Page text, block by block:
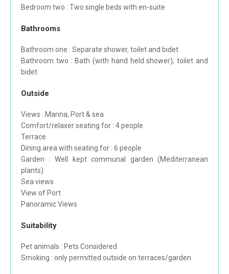
Bedroom two : Two single beds with en-suite
Bathrooms
Bathroom one : Separate shower, toilet and bidet
Bathroom two : Bath (with hand held shower), toilet and
bidet
Outside
Views : Marina, Port & sea
Comfort/relaxer seating for : 4 people
Terrace
Dining area with seating for : 6 people
Garden : Well kept communal garden (Mediterranean
plants)
Sea views
View of Port
Panoramic Views
Suitability
Pet animals : Pets Considered
Smoking : only permitted outside on terraces/garden